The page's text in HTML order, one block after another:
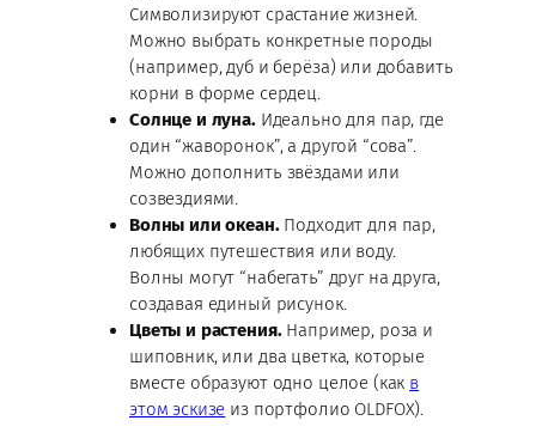
Символизируют срастание жизней.
Можно выбрать конкретные породы
(например, дуб и берёза) или добавить
корни в форме сердец.
Солнце и луна.Идеально для пар, где
один “жаворонок”, а другой “сова”.
Можно дополнить звёздами или
созвездиями.
Волны или океан.Подходит для пар,
любящих путешествия или воду.
Волны могут “набегать” друг на друга,
создавая единый рисунок.
Цветы и растения.Например, роза и
шиповник, или два цветка, которые
вместе образуют одно целое (как в
этом эскизе из портфолио OLDFOX).